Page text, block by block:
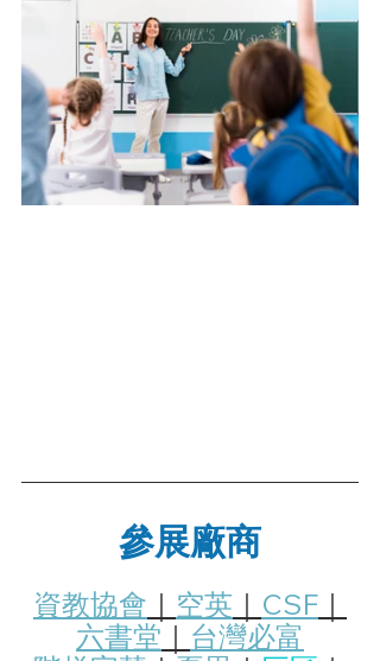
參展廠商
資教協會 ｜ 空英 ｜ CSF ｜
六書堂 ｜ 台灣必富